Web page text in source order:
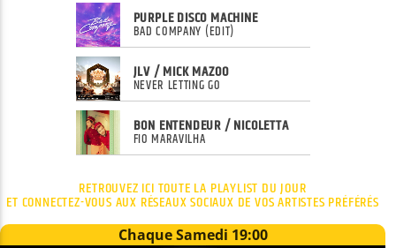
PURPLE DISCO MACHINE
BAD COMPANY (EDIT)
JLV / MICK MAZOO
NEVER LETTING GO
BON ENTENDEUR / NICOLETTA
FIO MARAVILHA
RETROUVEZ ICI TOUTE LA PLAYLIST DU JOUR
ET CONNECTEZ-VOUS AUX RÉSEAUX SOCIAUX DE VOS ARTISTES PRÉFÉRÉS
Chaque Samedi 19:00